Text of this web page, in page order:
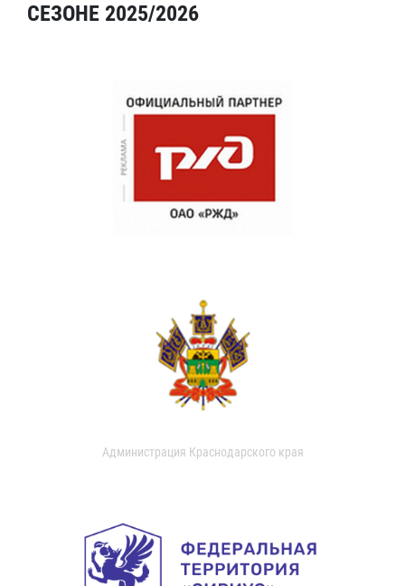
СЕЗОНЕ 2025/2026
Администрация Краснодарского края